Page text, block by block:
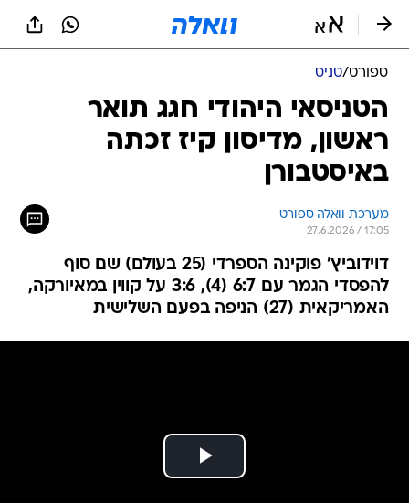
ספורט/טניס
הטניסאי היהודי חגג תואר
ראשון, מדיסון קיז זכתה
באיסטבורן
מערכת וואלה ספורט
27.6.2026 / 17:05
דוידוביץ' פוקינה הספרדי (25 בעולם) שם סוף
להפסדי הגמר עם 6:7 (4), 3:6 על קווין במאיורקה,
האמריקאית (27) הניפה בפעם השלישית